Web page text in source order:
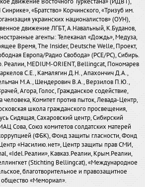
«Братство» Корчинского, «Тризуб им.
украинских националистов» (ОУН),
движение ЛГБТ, А.Навальный, К.Буданов,
агенты: Телеканал «Дождь», Медуза,
Время, The Insider, Deutsche Welle, Проект,
Европа/Радио Свобода» (PCE/PC), Сибирь.
Реалии, MEDIUM-ORIENT, Bellingcat, Пономарев
С.Е., Камалягин Д.Н., Апахончич Д.А.,
М.А., Шендерович В.А., Верзилов П.Ю.,
Агора, Голос, Гражданское содействие,
человека, Комитет против пыток, Левада-Центр,
школа гражданского просвещения,
Сидящая, Сахаровский центр, Сибирский
Сова, Союз комитетов солдатских матерей
(ФБК), Фонд защиты гласности, Фонд
«Насилию.нет», Центр защиты прав СМИ,
«Idel.Реалии», Кавказ.Реалии, Крым.Реалии,
(Stichting Bellingcat), «Международное
благотворительное и правозащитное
общество «Мемориал».